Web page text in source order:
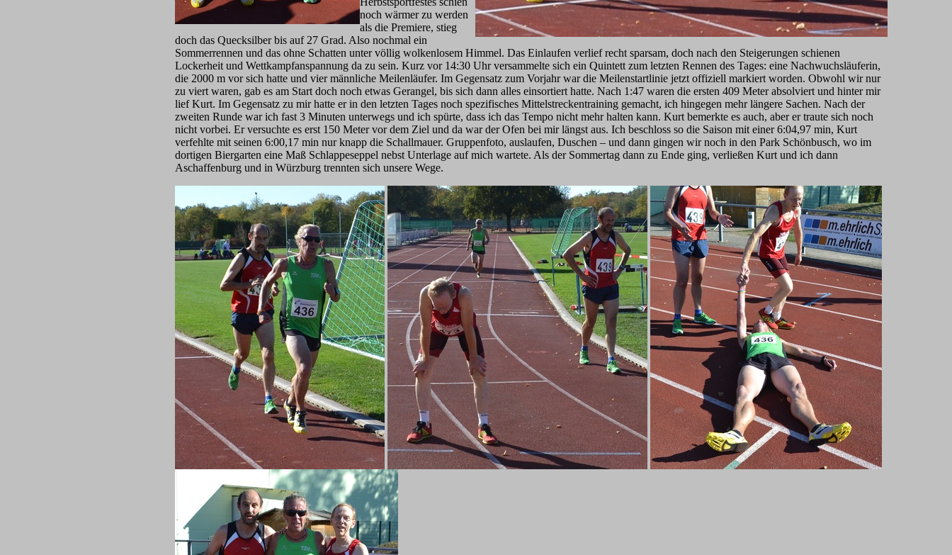
noch wärmer zu werden
als die Premiere, stieg
doch das Quecksilber bis auf 27 Grad. Also nochmal ein
Sommerrennen und das ohne Schatten unter völlig wolkenlosem Himmel. Das Einlaufen verlief recht sparsam, doch nach den Steigerungen schienen
Lockerheit und Wettkampfanspannung da zu sein. Kurz vor 14:30 Uhr versammelte sich ein Quintett zum letzten Rennen des Tages: eine Nachwuchsläuferin,
die 2000 m vor sich hatte und vier männliche Meilenläufer. Im Gegensatz zum Vorjahr war die Meilenstartlinie jetzt offiziell markiert worden. Obwohl wir nur
zu viert waren, gab es am Start doch noch etwas Gerangel, bis sich dann alles einsortiert hatte. Nach 1:47 waren die ersten 409 Meter absolviert und hinter mir
lief Kurt. Im Gegensatz zu mir hatte er in den letzten Tages noch spezifisches Mittelstreckentraining gemacht, ich hingegen mehr längere Sachen. Nach der
zweiten Runde war ich fast 3 Minuten unterwegs und ich spürte, dass ich das Tempo nicht mehr halten kann. Kurt bemerkte es auch, aber er traute sich noch
nicht vorbei. Er versuchte es erst 150 Meter vor dem Ziel und da war der Ofen bei mir längst aus. Ich beschloss so die Saison mit einer 6:04,97 min, Kurt
verfehlte mit seinen 6:00,17 min nur knapp die Schallmauer. Gruppenfoto, auslaufen, Duschen – und dann gingen wir noch in den Park Schönbusch, wo im
dortigen Biergarten eine Maß Schlappeseppel nebst Unterlage auf mich wartete. Als der Sommertag dann zu Ende ging, verließen Kurt und ich dann
Aschaffenburg und in Würzburg trennten sich unsere Wege.